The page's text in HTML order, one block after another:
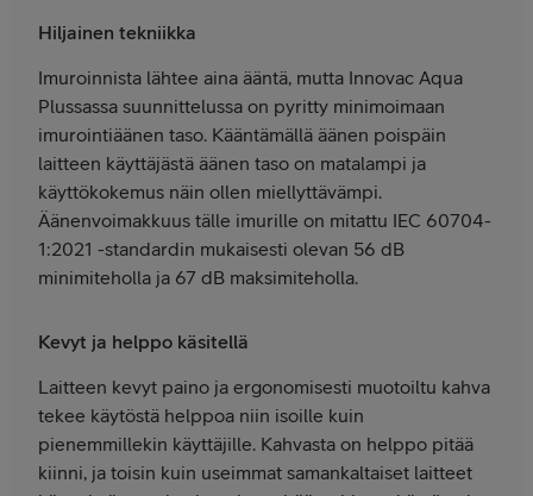
Hiljainen tekniikka
Imuroinnista lähtee aina ääntä, mutta Innovac Aqua
Plussassa suunnittelussa on pyritty minimoimaan
imurointiäänen taso. Kääntämällä äänen poispäin
laitteen käyttäjästä äänen taso on matalampi ja
käyttökokemus näin ollen miellyttävämpi.
Äänenvoimakkuus tälle imurille on mitattu IEC 60704-
1:2021 -standardin mukaisesti olevan 56 dB
minimiteholla ja 67 dB maksimiteholla.
Kevyt ja helppo käsitellä
Laitteen kevyt paino ja ergonomisesti muotoiltu kahva
tekee käytöstä helppoa niin isoille kuin
pienemmillekin käyttäjille. Kahvasta on helppo pitää
kiinni, ja toisin kuin useimmat samankaltaiset laitteet